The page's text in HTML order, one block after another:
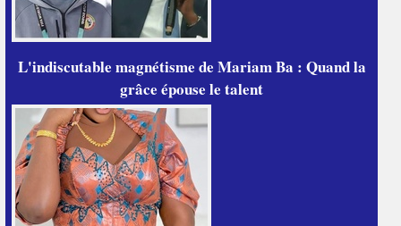
L'indiscutable magnétisme de Mariam Ba : Quand la
grâce épouse le talent